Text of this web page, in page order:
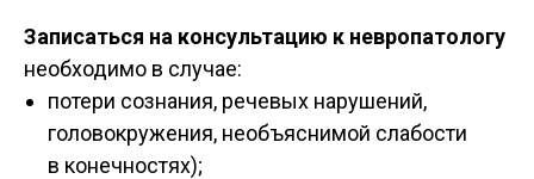
Записаться на консультацию к невропатологу
необходимо в случае:
потери сознания, речевых нарушений,
головокружения, необъяснимой слабости
в конечностях);